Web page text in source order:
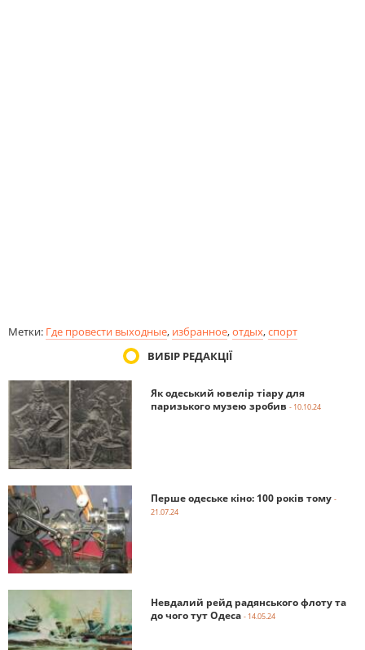
Метки: Где провести выходные, избранное,отдых,спорт
ВИБІР РЕДАКЦІЇ
Як одеський ювелір тіару для
паризького музею зробив - 10.10.24
Перше одеське кіно: 100 років тому -
21.07.24
Невдалий рейд радянського флоту та
до чого тут Одеса - 14.05.24